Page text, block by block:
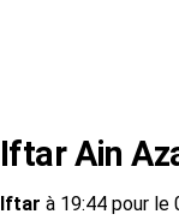
Iftar Ain
Iftar à 19:44 pour